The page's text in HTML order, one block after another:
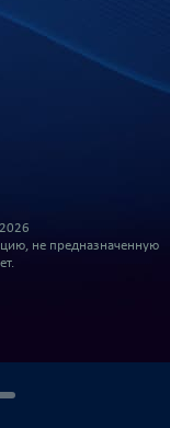
не предназначенную